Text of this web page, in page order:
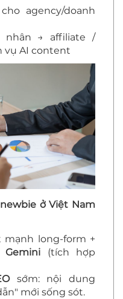
agency/doanh
nhân → affiliate /
vụ AI content
ở Việt Nam
mạnh long-form +
Gemini (tích hợp
sớm: nội dung
mới sống sót.